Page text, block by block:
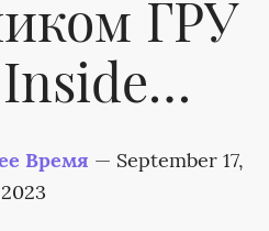
ГРУ
Время — September 17,
2023